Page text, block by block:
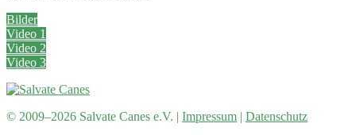
Bilder
Video 1
Video 2
Video 3
© 2009–2026 Salvate Canes e.V. | Impressum | Datenschutz